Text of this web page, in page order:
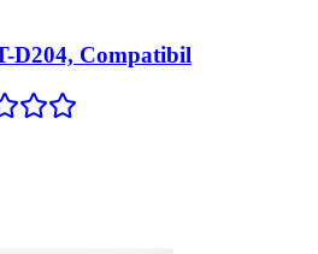
D204, Compatibil